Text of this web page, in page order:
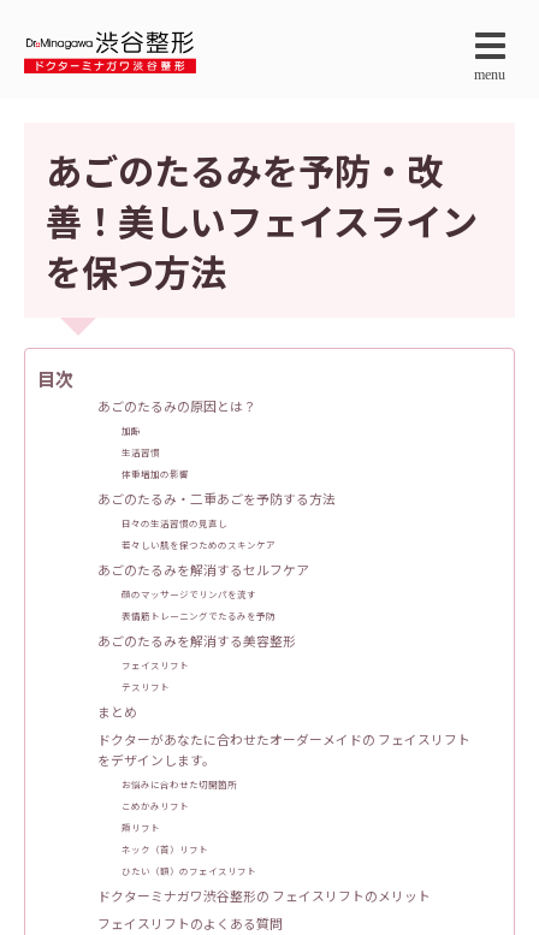
menu
あごのたるみを予防・改
善！美しいフェイスライン
を保つ方法
目次
あごのたるみの原因とは？
加齢
生活習慣
体重増加の影響
あごのたるみ・二重あごを予防する方法
日々の生活習慣の見直し
若々しい肌を保つためのスキンケア
あごのたるみを解消するセルフケア
顔のマッサージでリンパを流す
表情筋トレーニングでたるみを予防
あごのたるみを解消する美容整形
フェイスリフト
テスリフト
まとめ
ドクターがあなたに合わせたオーダーメイドの フェイスリフト
をデザインします。
お悩みに合わせた切開箇所
こめかみリフト
頬リフト
ネック（首）リフト
ひたい（額）のフェイスリフト
ドクターミナガワ渋谷整形の フェイスリフトのメリット
フェイスリフトのよくある質問